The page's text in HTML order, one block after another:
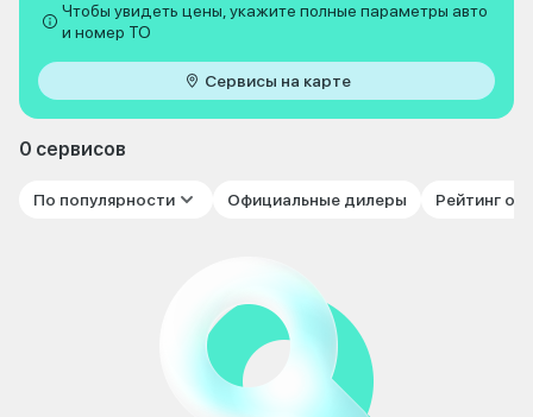
Чтобы увидеть цены, укажите полные параметры авто
и номер ТО
Сервисы на карте
0 сервисов
По популярности Официальные дилеры Рейтинг